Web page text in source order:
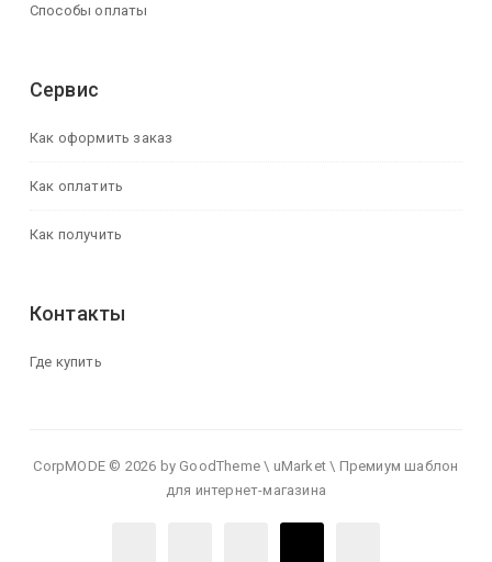
Способы оплаты
Сервис
Как оформить заказ
Как оплатить
Как получить
Контакты
Где купить
CorpMODE © 2026 by GoodTheme \ uMarket \ Премиум шаблон
для интернет-магазина